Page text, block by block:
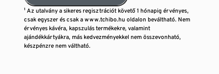
¹ Az utalvány a sikeres regisztrációt követő 1 hónapig érvényes,
csak egyszer és csak a www.tchibo.hu oldalon beváltható. Nem
érvényes kávéra, kapszulás termékekre, valamint
ajándékkártyákra, más kedvezményekkel nem összevonható,
készpénzre nem váltható.